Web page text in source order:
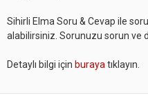
Sihirli Elma Soru & Cevap ile
alabilirsiniz. Sorunuzu sorun ve
Detaylı bilgi için buraya tıklayın.